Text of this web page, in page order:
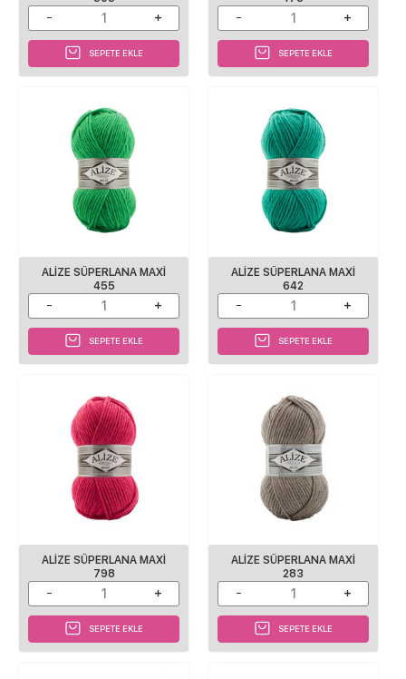
SEPETE EKLE SEPETE EKLE
ALIZE SÜPERLANA MAXI
455
SEPETE EKLE
ALIZE SÜPERLANA MAXI
642
SEPETE EKLE
ALIZE SÜPERLANA MAXI
798
SEPETE EKLE
ALIZE SÜPERLANA MAXI
283
SEPETE EKLE